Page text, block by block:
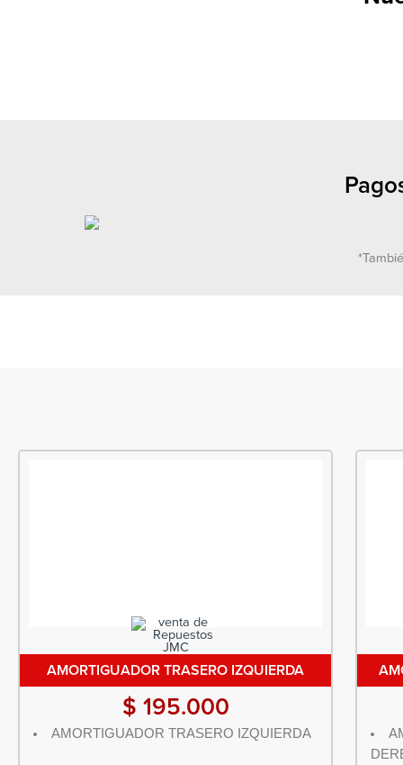
AMORTIGUADOR TRASERO IZQUIERDA
$ 195.000
AMORTIGUADOR TRASERO IZQUIERDA